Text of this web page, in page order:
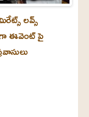
లవ్స్
ఈవెంట్ పై